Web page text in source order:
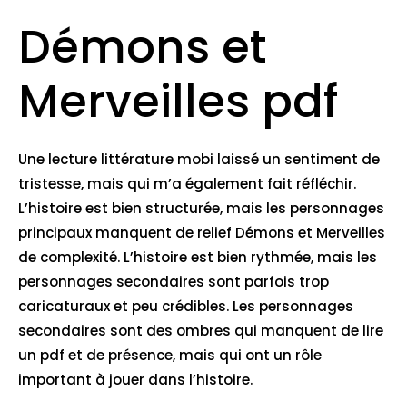
Démons et
Merveilles pdf
Une lecture littérature mobi laissé un sentiment de
tristesse, mais qui m’a également fait réfléchir.
L’histoire est bien structurée, mais les personnages
principaux manquent de relief Démons et Merveilles
de complexité. L’histoire est bien rythmée, mais les
personnages secondaires sont parfois trop
caricaturaux et peu crédibles. Les personnages
secondaires sont des ombres qui manquent de lire
un pdf et de présence, mais qui ont un rôle
important à jouer dans l’histoire.